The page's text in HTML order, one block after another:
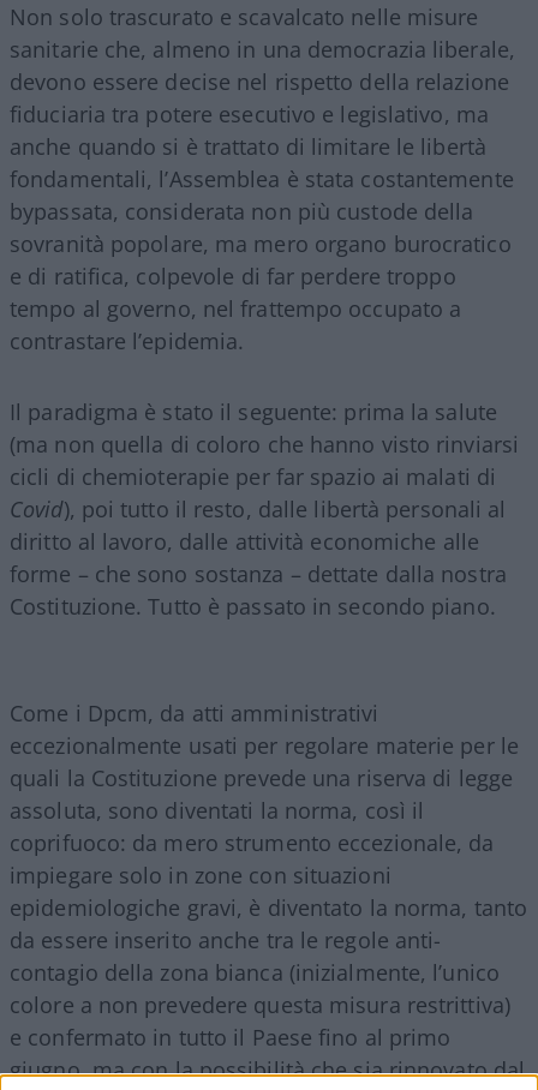
Non solo trascurato e scavalcato nelle misure
sanitarie che, almeno in una democrazia liberale,
devono essere decise nel rispetto della relazione
fiduciaria tra potere esecutivo e legislativo, ma
anche quando si è trattato di limitare le libertà
fondamentali, l’Assemblea è stata costantemente
bypassata, considerata non più custode della
sovranità popolare, ma mero organo burocratico
e di ratifica, colpevole di far perdere troppo
tempo al governo, nel frattempo occupato a
contrastare l’epidemia.
Il paradigma è stato il seguente: prima la salute
(ma non quella di coloro che hanno visto rinviarsi
cicli di chemioterapie per far spazio ai malati di
Covid), poi tutto il resto, dalle libertà personali al
diritto al lavoro, dalle attività economiche alle
forme – che sono sostanza – dettate dalla nostra
Costituzione. Tutto è passato in secondo piano.
Come i Dpcm, da atti amministrativi
eccezionalmente usati per regolare materie per le
quali la Costituzione prevede una riserva di legge
assoluta, sono diventati la norma, così il
coprifuoco: da mero strumento eccezionale, da
impiegare solo in zone con situazioni
epidemiologiche gravi, è diventato la norma, tanto
da essere inserito anche tra le regole anti-
contagio della zona bianca (inizialmente, l’unico
colore a non prevedere questa misura restrittiva)
e confermato in tutto il Paese fino al primo
giugno, ma con la possibilità che sia rinnovato dal